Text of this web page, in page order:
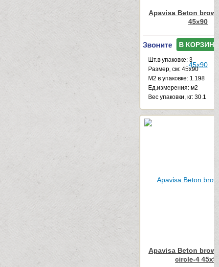
Apavisa Beton
45x90
Звоните В КОРЗИНУ
Шт.в упаковке: 3
Размер, см: 45x90
М2 в упаковке: 1.198
Ед.измерения: м2
Веc упаковки, кг: 30.1
Apavisa Beton
circle-4